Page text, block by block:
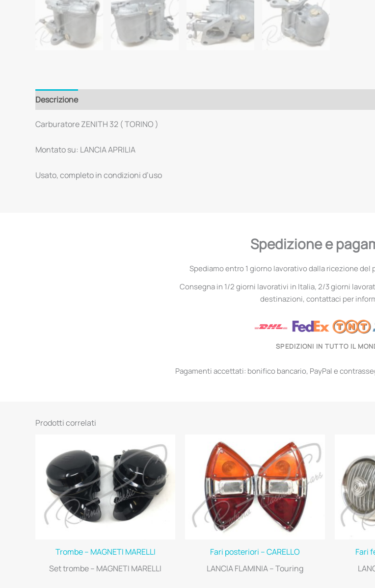
Descrizione
Carburatore ZENITH 32 ( TORINO )
Montato su: LANCIA APRILIA
Usato, completo in condizioni d’uso
Spedizione e
Spediamo entro 1 giorno lavorativo dalla ricezione
Consegna in 1/2 giorni lavorativi in Italia, 2/3 giorni
destinazioni, contattaci per
SPEDIZIONI IN TUTTO IL
Pagamenti accettati: bonifico bancario, PayPal e
Prodotti correlati
Trombe – MAGNETI MARELLI
Set trombe – MAGNETI MARELLI
Fari posteriori – CARELLO
LANCIA FLAMINIA – Touring
Fari